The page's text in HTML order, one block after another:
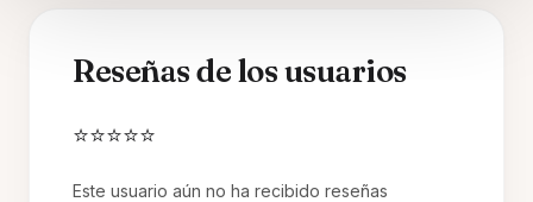
Reseñas de los usuarios
⭐⭐⭐⭐⭐
Este usuario aún no ha recibido reseñas